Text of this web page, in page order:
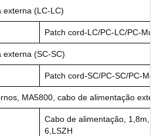
externa (LC-LC)
Patch cord-LC/PC-LC/PC-
externa (SC-SC)
Patch cord-SC/PC-SC/PC-
MA5800, cabo de alimentação
Cabo de alimentação,
6,LSZH